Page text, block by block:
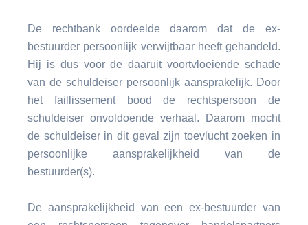
De rechtbank oordeelde daarom dat de ex-
bestuurder persoonlijk verwijtbaar heeft gehandeld.
Hij is dus voor de daaruit voortvloeiende schade
van de schuldeiser persoonlijk aansprakelijk. Door
het faillissement bood de rechtspersoon de
schuldeiser onvoldoende verhaal. Daarom mocht
de schuldeiser in dit geval zijn toevlucht zoeken in
persoonlijke aansprakelijkheid van de
bestuurder(s).
De aansprakelijkheid van een ex-bestuurder van